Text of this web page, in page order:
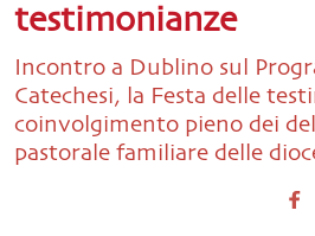
testimonianze
Incontro a Dublino sul
Catechesi, la Festa delle
coinvolgimento pieno dei
pastorale familiare delle